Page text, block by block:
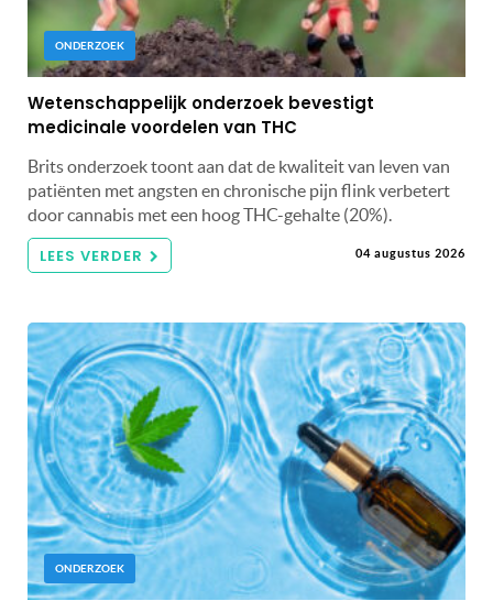
ONDERZOEK
Wetenschappelijk onderzoek bevestigt
medicinale voordelen van THC
Brits onderzoek toont aan dat de kwaliteit van leven van
patiënten met angsten en chronische pijn flink verbetert
door cannabis met een hoog THC-gehalte (20%).
LEES VERDER 04 augustus 2026
ONDERZOEK